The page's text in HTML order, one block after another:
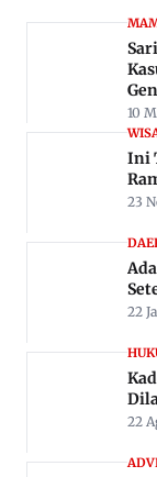
10
Ini
23
22
22